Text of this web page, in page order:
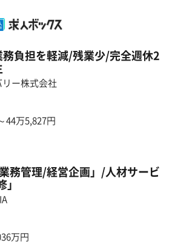
負担を軽減/残業少/完全週休2
ー株式会社
44万5,827円
務管理/経営企画」/人材サービ
万円